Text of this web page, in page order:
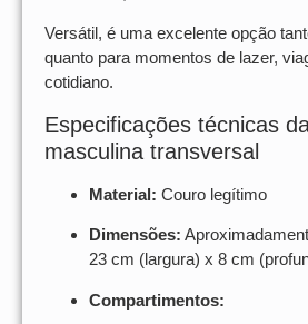
Versátil, é uma excelente opção
quanto para momentos de lazer,
cotidiano.
Especificações técnicas
masculina transversal
Material: Couro legítimo
Dimensões:
23 cm (largura) x 8 cm
Compartimentos: